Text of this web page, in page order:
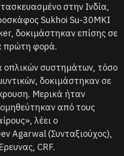
στην Ινδία,
Sukhoi Su-30MKI
δοκιμάστηκαν επίσης σε
πρώτη φορά.
οπλικών συστημάτων, τόσο
δοκιμάστηκαν σε
Μερικά ήταν
από τους
λέει ο
Agarwal (Συνταξιούχος),
CRF.